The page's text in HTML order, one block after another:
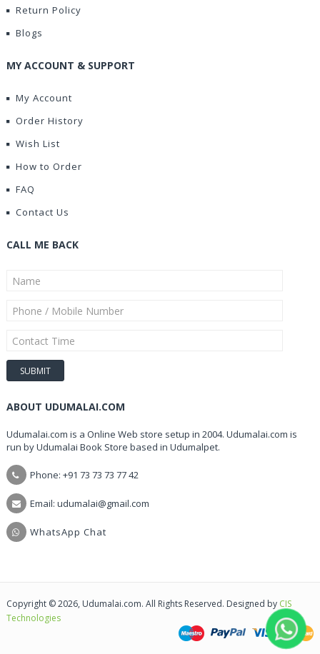
Return Policy
Blogs
MY ACCOUNT & SUPPORT
My Account
Order History
Wish List
How to Order
FAQ
Contact Us
CALL ME BACK
ABOUT UDUMALAI.COM
Udumalai.com is a Online Web store setup in 2004. Udumalai.com is
run by Udumalai Book Store based in Udumalpet.
Phone: +91 73 73 73 77 42
Email: udumalai@gmail.com
WhatsApp Chat
Copyright © 2026, Udumalai.com. All Rights Reserved. Designed by CIS
Technologies